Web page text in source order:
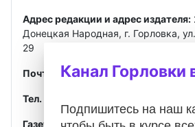
Адрес редакции и адрес издателя:
Донецкая Народная, г. Горловка,
29
Почта gorlovkasegodnya@ya.ru
Тел. ред.:
Газета зарегистрирована
Канал
Подпишитесь на наш